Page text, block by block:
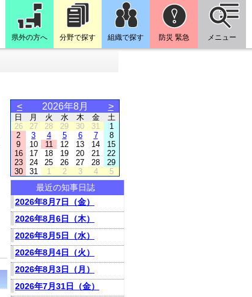
県外の方へ 分野で探す 組織で探す 防災 緊急 メニュー
< 2026年8月 >
日 月 火 水 木 金
土
26
27 28 29 30 31
1
2
3 4 5 6 7
8
9
10 11 12 13 14
15
16
17 18 19 20 21
22
23
24 25 26 27 28
29
30
31 1 2 3 4 5
最近の知事日誌
2026年8月7日（金）
2026年8月6日（木）
2026年8月5日（水）
2026年8月4日（火）
2026年8月3日（月）
2026年7月31日（金）